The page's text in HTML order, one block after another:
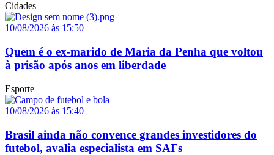
Cidades
10/08/2026 às 15:50
Quem é o ex-marido de Maria da Penha que voltou
à prisão após anos em liberdade
Esporte
10/08/2026 às 15:40
Brasil ainda não convence grandes investidores do
futebol, avalia especialista em SAFs